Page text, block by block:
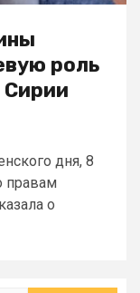
роль
Сирии
дня, 8
правам
о